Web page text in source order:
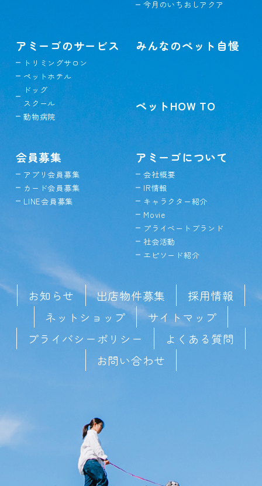
今月のいちおしアクア
アミーゴのサービス
トリミングサロン
ペットホテル
ドッグ
スクール
動物病院
みんなのペット自慢
ペットHOW TO
会員募集
アプリ会員募集
カード会員募集
LINE会員募集
アミーゴについて
会社概要
IR情報
キャラクター紹介
Movie
プライベートブランド
社会活動
エピソード紹介
お知らせ 出店物件募集
採用情報
ネットショップ
サイトマップ
プライバシーポリシー
よくある質問
お問い合わせ